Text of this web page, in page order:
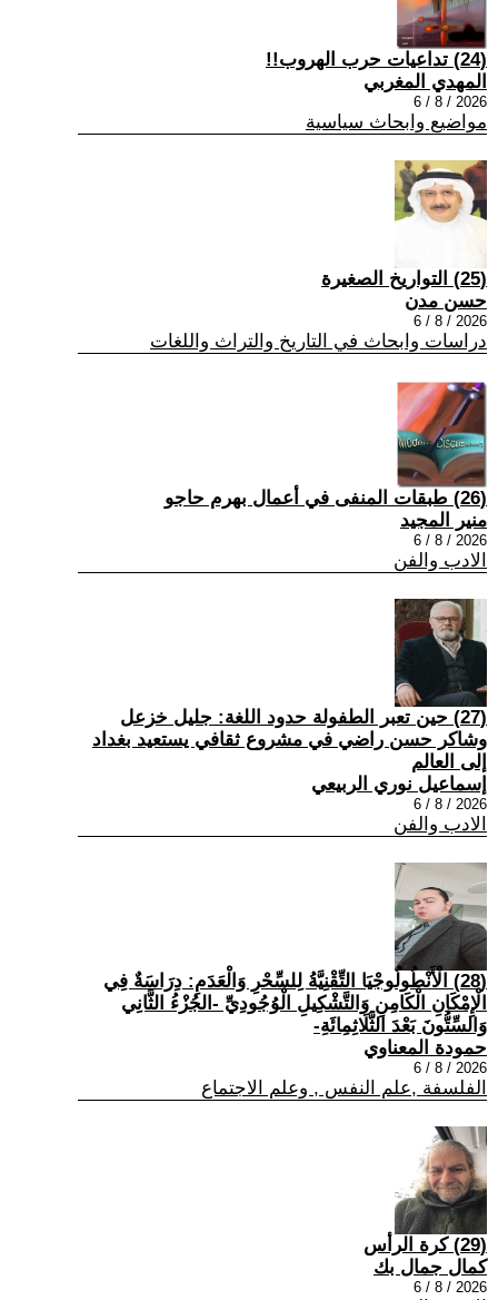
(24) تداعيات حرب الهروب!!
المهدي المغربي
2026 / 8 / 6
مواضيع وابحاث سياسية
(25) التواريخ الصغيرة
حسن مدن
2026 / 8 / 6
دراسات وابحاث في التاريخ والتراث واللغات
(26) طبقات المنفى في أعمال بهرم حاجو
منير المجيد
2026 / 8 / 6
الادب والفن
(27) حين تعبر الطفولة حدود اللغة: جليل خزعل
وشاكر حسن راضي في مشروع ثقافي يستعيد بغداد
إلى العالم
إسماعيل نوري الربيعي
2026 / 8 / 6
الادب والفن
(28) الْأَنْطُولُوجْيَا التِّقْنِيَّةُ لِلسِّحْرِ وَالْعَدَمِ: دِرَاسَةٌ فِي
الْإِمْكَانِ الْكَامِنِ وَالتَّشْكِيلِ الْوُجُودِيِّ -الجُزْءُ الثَّانِي
وَالسِّتُّونَ بَعْدَ الثَّلَاثِمِائَةِ-
حمودة المعناوي
2026 / 8 / 6
الفلسفة ,علم النفس , وعلم الاجتماع
(29) كرة الرأس
كمال جمال بك
2026 / 8 / 6